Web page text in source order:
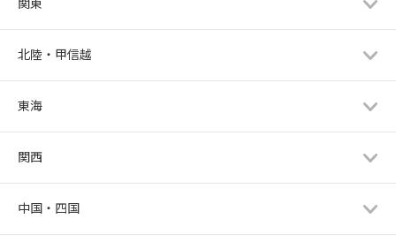
北陸・甲信越
東海
関西
中国・四国